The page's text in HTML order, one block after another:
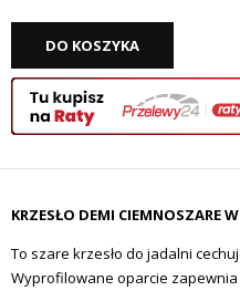
DO KOSZYKA
KRZESŁO DEMI CIEMNOSZARE
To szare krzesło do jadalni
Wyprofilowane oparcie